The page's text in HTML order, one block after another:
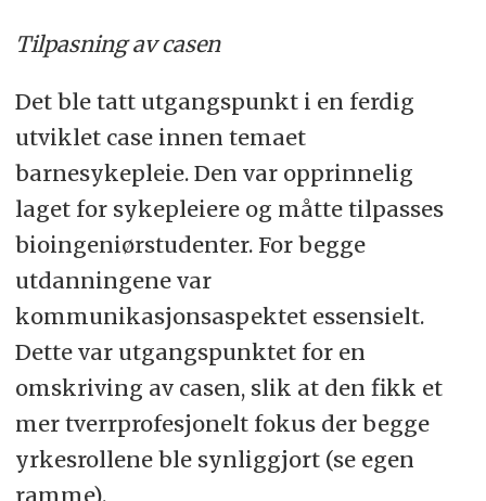
Tilpasning av casen
Det ble tatt utgangspunkt i en ferdig
utviklet case innen temaet
barnesykepleie. Den var opprinnelig
laget for sykepleiere og måtte tilpasses
bioingeniørstudenter. For begge
utdanningene var
kommunikasjonsaspektet essensielt.
Dette var utgangspunktet for en
omskriving av casen, slik at den fikk et
mer tverrprofesjonelt fokus der begge
yrkesrollene ble synliggjort (se egen
ramme).